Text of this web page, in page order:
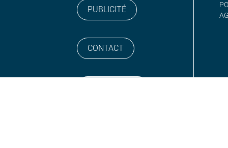
PUBLICITÉ
CONTACT